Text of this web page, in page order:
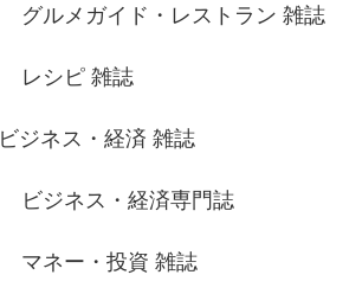
グルメガイド・レストラン 雑誌
レシピ 雑誌
ビジネス・経済 雑誌
ビジネス・経済専門誌
マネー・投資 雑誌